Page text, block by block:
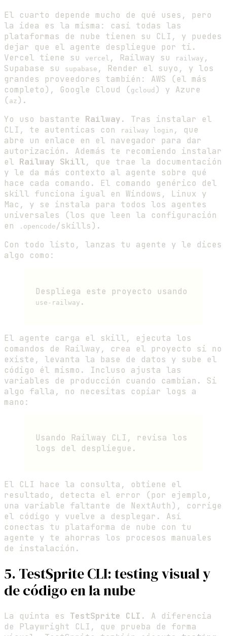
El cuarto depende mucho de qué uses, pero
la idea es la misma: casi todas las
plataformas de nube tienen su CLI, y puedes
dejar que el agente despliegue por ti.
Vercel tiene su
vercel , Railway su railway ,
Supabase su
supabase , Render el suyo, y los
grandes proveedores también: AWS (el más
completo), Google Cloud ( gcloud ) y Azure
( az ).
Yo uso bastante Railway. Tras instalar el
CLI, te autenticas con
railway login , que
abre un enlace en el navegador para dar
autorización. Además te recomiendo instalar
el Railway Skill, que trae la documentación
y le da más contexto al agente sobre qué
hace cada comando. El comando genérico del
skill funciona igual en Windows, Linux y
Mac, y se instala para todos los agentes
universales (los que leen la configuración
en
.opencode /skills).
Con todo listo, lanzas tu agente y le dices
algo como:
Despliega este proyecto usando
use-railway .
El agente carga el skill, ejecuta los
comandos de Railway, crea el proyecto si no
existe, levanta la base de datos y sube el
código él mismo. Incluso ajusta las
variables de producción cuando cambian. Si
algo falla, no necesitas copiar logs a
mano:
Usando Railway CLI, revisa los
logs del despliegue.
El CLI hace la consulta, obtiene el
resultado, detecta el error (por ejemplo,
una variable faltante de NextAuth), corrige
el código y vuelve a desplegar. Así
conectas tu plataforma de nube con tu
agente y te ahorras los procesos manuales
de instalación.
5. TestSprite CLI: testing visual y
de código en la nube
La quinta es TestSprite CLI . A diferencia
de Playwright CLI, que prueba de forma